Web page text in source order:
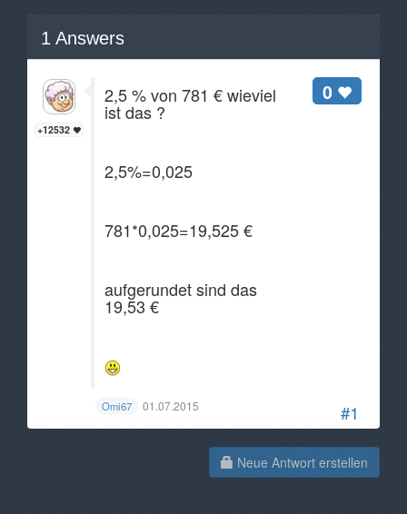
1 Answers
#1
+12532
0
2,5 % von 781 € wieviel
ist das ?
2,5%=0,025
781*0,025=19,525 €
aufgerundet sind das
19,53 €
Omi67 01.07.2015
Neue Antwort erstellen